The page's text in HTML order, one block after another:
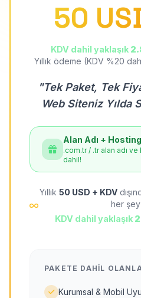
50
KDV dahil yaklaşık
Yıllık ödeme (KDV %20
"Tek Paket, Tek
Web Siteniz Yılda
Alan Adı +
.com.tr / .tr alan adı
dahil!
Yıllık 50 USD + KDV
her
KDV dahil yaklaşık
PAKETE DAHIL
Kurumsal & Mobil